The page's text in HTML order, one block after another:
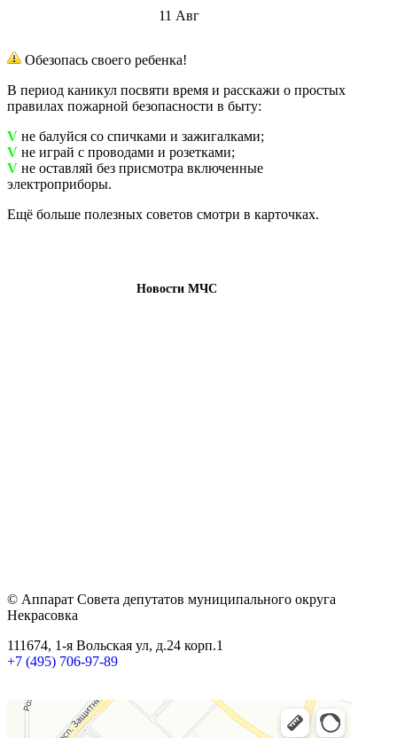
11 Авг
Обезопась своего ребенка!
В период каникул посвяти время и расскажи о простых
правилах пожарной безопасности в быту:
V не балуйся со спичками и зажигалками;
V не играй с проводами и розетками;
V не оставляй без присмотра включенные
электроприборы.
Ещё больше полезных советов смотри в карточках.
Новости МЧС
© Аппарат Совета депутатов муниципального округа
Некрасовка
111674, 1-я Вольская ул, д.24 корп.1
+7 (495) 706-97-89